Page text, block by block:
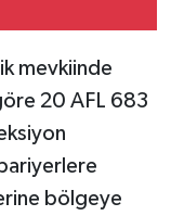
mevkiinde
20 AFL 683
bölgeye